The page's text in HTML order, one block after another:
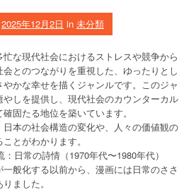
2025年12月2日 in 未分類
な現代社会におけるストレスや競争から
とのつながりを重視した、ゆったりとし
かな幸せを描くジャンルです。このジャ
しを提供し、現代社会のカウンターカル
固たる地位を築いています。
本の社会構造の変化や、人々の価値観の
とがわかります。
日常の詩情（1970年代〜1980年代）
般化する以前から、漫画には日常のささ
ました。